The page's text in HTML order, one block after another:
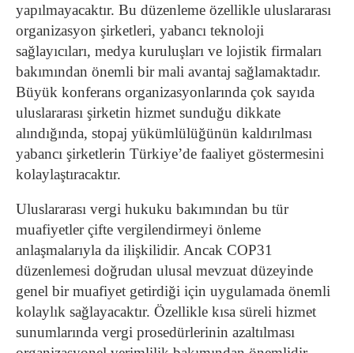
yapılmayacaktır. Bu düzenleme özellikle uluslararası
organizasyon şirketleri, yabancı teknoloji
sağlayıcıları, medya kuruluşları ve lojistik firmaları
bakımından önemli bir mali avantaj sağlamaktadır.
Büyük konferans organizasyonlarında çok sayıda
uluslararası şirketin hizmet sunduğu dikkate
alındığında, stopaj yükümlülüğünün kaldırılması
yabancı şirketlerin Türkiye’de faaliyet göstermesini
kolaylaştıracaktır.
Uluslararası vergi hukuku bakımından bu tür
muafiyetler çifte vergilendirmeyi önleme
anlaşmalarıyla da ilişkilidir. Ancak COP31
düzenlemesi doğrudan ulusal mevzuat düzeyinde
genel bir muafiyet getirdiği için uygulamada önemli
kolaylık sağlayacaktır. Özellikle kısa süreli hizmet
sunumlarında vergi prosedürlerinin azaltılması